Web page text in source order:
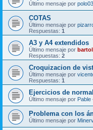
Último mensaje por
COTAS
Último mensaje por
Respuestas: 1
A3 y A4 extendidos
Último mensaje por
Respuestas: 2
Croquizacion de
Último mensaje por
Respuestas: 1
Ejercicios de
Último mensaje por Pable
Problema con los
Último mensaje por